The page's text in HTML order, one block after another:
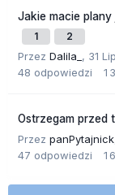
Jakie macie plany
1 2
Przez Dalila_ , 31
48 odpowiedzi 1
Ostrzegam przed
Przez panPytajnick
47 odpowiedzi 1